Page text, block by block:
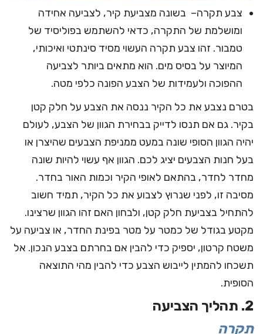
צבע תקרה– בשונה מצביעת קיר, לצביעה אחידה
ומושלמת של התקרה, כדאי להשתמש בפוליסיד של
טמבור. זהו צבע תקרה העשוי מסיד סינתטי ואיכותי,
המיוצר על בסיס מים. הוא מתאים ביותר לצביעה
ההפוכה ולעמידות של הצבע הפונה כלפי מטה.
בטרם נצבע את כל הקיר ננסה את הצבע על חלק קטן
בקיר. גם אם תנסו לדייק בבחירת הגוון של הצבע, לעולם
יהיה הגוון הסופי שונה במעט ממניפת הצבעים שהיצרן או
בעל חנות הצבעים יציג לכם. הגוון אף עשוי להיות שונה
מחדר לחדר, בהתאם לאופי הקיר וכמות האור בחדר.
מסיבה זו, לפני שנרוץ לצבוע את כל הקיר, תמיד חשוב
להתחיל בצביעת חלק קטן, ולבחון האם זהו הגוון שרצינו.
מקטע בגודל של כמטר על מטר בפינת החדר, או צביעה על
משטח קרטון, יספיק כדי להבין אם בחרתם בצבע הנכון. אל
תשכחו להמתין לייבוש הצבע כדי להבין מהי התוצאה
הסופית.
2. תהליך הצביעה
תקרה